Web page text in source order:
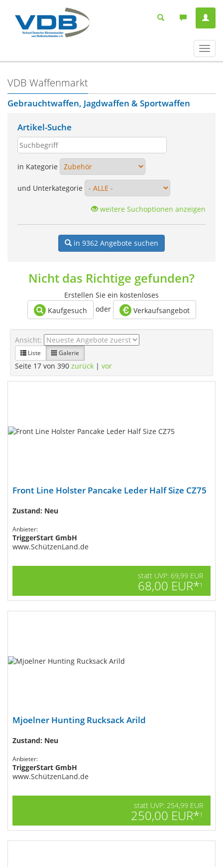
ein-/
VDB Waffenmarkt
Gebrauchtwaffen, Jagdwaffen & Sportwaffen
Artikel-Suche
in Kategorie
und Unterkategorie
weitere Suchoptionen anzeigen
in 9362 Angebote suchen
Nicht das Richtige gefunden?
Erstellen Sie ein kostenloses
Kaufgesuch
oder Verkaufsangebot
Ansicht:
Liste Galerie
Seite 17 von 390 zurück | vor
Front Line Holster Pancake Leder Half Size CZ75
Zustand: Neu
Anbieter:
TriggerStart GmbH
www.SchützenLand.de
statt UVP: 69,99 EUR
68,00 EUR*1
Mjoelner Hunting Rucksack Arild
Zustand: Neu
Anbieter:
TriggerStart GmbH
www.SchützenLand.de
statt UVP: 254,99 EUR
250,00 EUR*1